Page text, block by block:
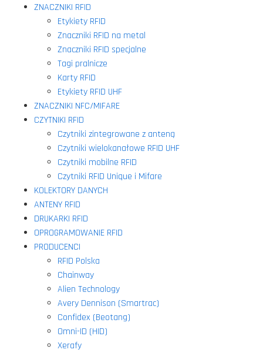
ZNACZNIKI RFID
Etykiety RFID
Znaczniki RFID na metal
Znaczniki RFID specjalne
Tagi pralnicze
Karty RFID
Etykiety RFID UHF
ZNACZNIKI NFC/MIFARE
CZYTNIKI RFID
Czytniki zintegrowane z anteną
Czytniki wielokanałowe RFID UHF
Czytniki mobilne RFID
Czytniki RFID Unique i Mifare
KOLEKTORY DANYCH
ANTENY RFID
DRUKARKI RFID
OPROGRAMOWANIE RFID
PRODUCENCI
RFID Polska
Chainway
Alien Technology
Avery Dennison (Smartrac)
Confidex (Beotang)
Omni-ID (HID)
Xerafy